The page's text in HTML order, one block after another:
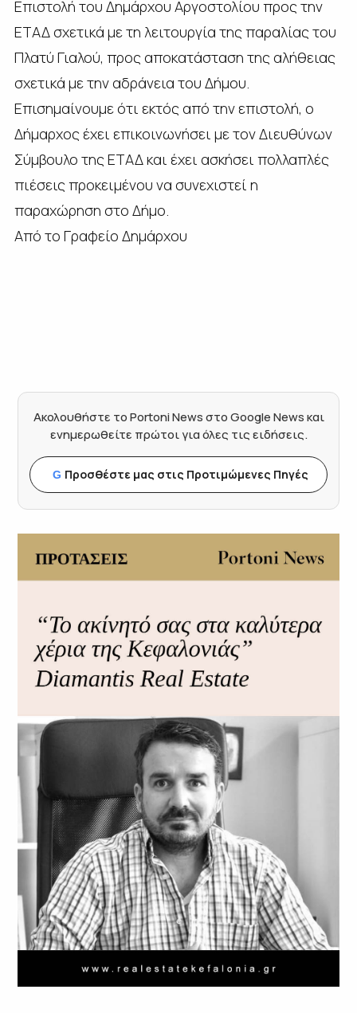
Επιστολή του Δημάρχου Αργοστολίου προς την
ΕΤΑΔ σχετικά με τη λειτουργία της παραλίας του
Πλατύ Γιαλού, προς αποκατάσταση της αλήθειας
σχετικά με την αδράνεια του Δήμου.
Επισημαίνουμε ότι εκτός από την επιστολή, ο
Δήμαρχος έχει επικοινωνήσει με τον Διευθύνων
Σύμβουλο της ΕΤΑΔ και έχει ασκήσει πολλαπλές
πιέσεις προκειμένου να συνεχιστεί η
παραχώρηση στο Δήμο.
Από το Γραφείο Δημάρχου
Ακολουθήστε το Portoni News στο Google News και
ενημερωθείτε πρώτοι για όλες τις ειδήσεις.
G Προσθέστε μας στις Προτιμώμενες Πηγές